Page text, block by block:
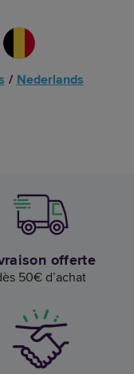
/ Nederlands
offerte
50€ d’achat